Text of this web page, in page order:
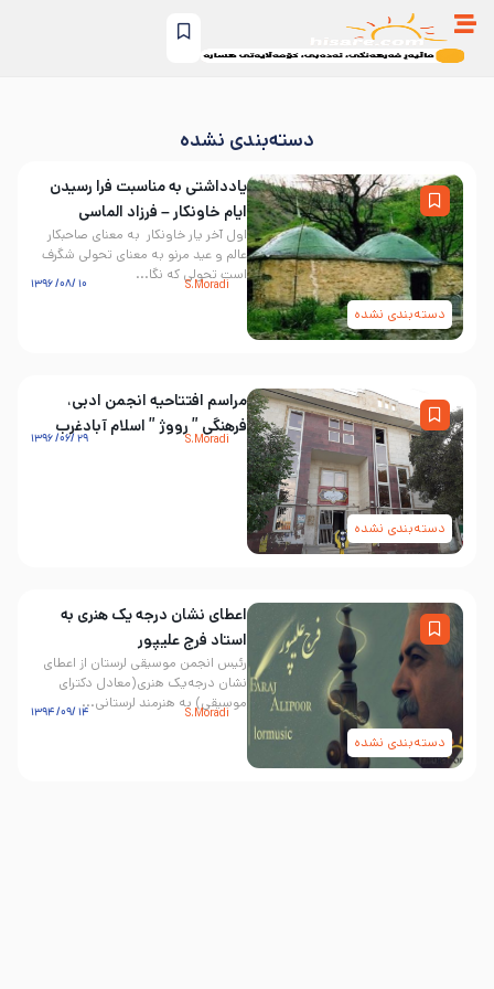
دسته‌بندی نشده
دسته‌بندی نشده
یادداشتی به مناسبت فرا رسیدن
ایام خاونکار – فرزاد الماسی
اول آخر یار خاونکار به معنای صاحبکار
عالم و عید مرنو به معنای تحولی شگرف
است تحولی که نگا...
S.Moradi ۱۰ /۰۸/ ۱۳۹۶
دسته‌بندی نشده
مراسم افتتاحیه انجمن ادبی،
فرهنگی ” رووژ ” اسلام آبادغرب
S.Moradi ۲۹ /۰۶/ ۱۳۹۶
دسته‌بندی نشده
اعطای نشان درجه‌ یک هنری به
استاد فرج علیپور
رئیس انجمن موسیقی لرستان از اعطای
نشان درجه‌یک هنری(معادل دکترای
موسیقی) به هنرمند لرستانی...
S.Moradi ۱۴ /۰۹/ ۱۳۹۴